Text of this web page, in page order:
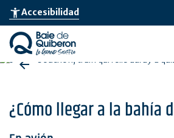
Skip
main
content
accessibility_newAccesibilidad
¿Cómo llegar a la bahía